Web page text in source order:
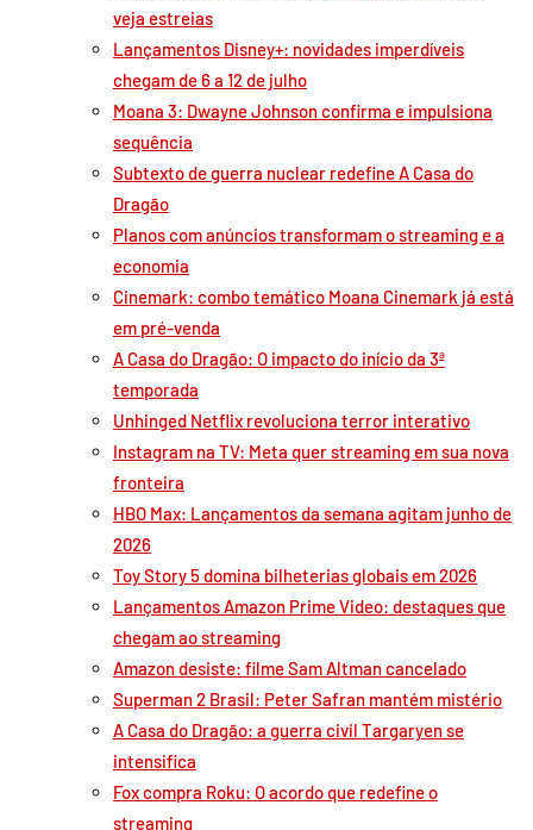
veja estreias
Lançamentos Disney+: novidades imperdíveis
chegam de 6 a 12 de julho
Moana 3: Dwayne Johnson confirma e impulsiona
sequência
Subtexto de guerra nuclear redefine A Casa do
Dragão
Planos com anúncios transformam o streaming e a
economia
Cinemark: combo temático Moana Cinemark já está
em pré-venda
A Casa do Dragão: O impacto do início da 3ª
temporada
Unhinged Netflix revoluciona terror interativo
Instagram na TV: Meta quer streaming em sua nova
fronteira
HBO Max: Lançamentos da semana agitam junho de
2026
Toy Story 5 domina bilheterias globais em 2026
Lançamentos Amazon Prime Video: destaques que
chegam ao streaming
Amazon desiste: filme Sam Altman cancelado
Superman 2 Brasil: Peter Safran mantém mistério
A Casa do Dragão: a guerra civil Targaryen se
intensifica
Fox compra Roku: O acordo que redefine o
streaming